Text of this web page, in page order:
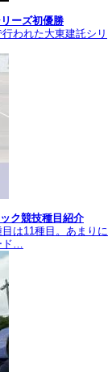
ーズ初優勝
われた大東建託シリ
ク競技種目紹介
は11種目。あまりに
…